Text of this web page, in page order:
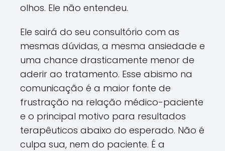
olhos. Ele não entendeu.
Ele sairá do seu consultório com as
mesmas dúvidas, a mesma ansiedade e
uma chance drasticamente menor de
aderir ao tratamento. Esse abismo na
comunicação é a maior fonte de
frustração na relação médico-paciente
e o principal motivo para resultados
terapêuticos abaixo do esperado. Não é
culpa sua, nem do paciente. É a